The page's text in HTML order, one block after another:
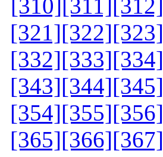
[310][311][312]
[321][322][323]
[332][333][334]
[343][344][345]
[354][355][356]
[365][366][367]